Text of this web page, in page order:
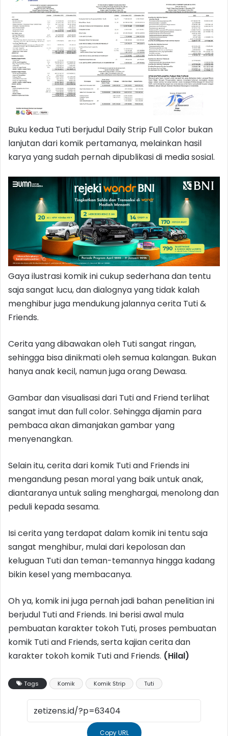
Buku kedua Tuti berjudul Daily Strip Full Color bukan
lanjutan dari komik pertamanya, melainkan hasil
karya yang sudah pernah dipublikasi di media sosial.
Gaya ilustrasi komik ini cukup sederhana dan tentu
saja sangat lucu, dan dialognya yang tidak kalah
menghibur juga mendukung jalannya cerita Tuti &
Friends.
Cerita yang dibawakan oleh Tuti sangat ringan,
sehingga bisa dinikmati oleh semua kalangan. Bukan
hanya anak kecil, namun juga orang Dewasa.
Gambar dan visualisasi dari Tuti and Friend terlihat
sangat imut dan full color. Sehingga dijamin para
pembaca akan dimanjakan gambar yang
menyenangkan.
Selain itu, cerita dari komik Tuti and Friends ini
mengandung pesan moral yang baik untuk anak,
diantaranya untuk saling menghargai, menolong dan
peduli kepada sesama.
Isi cerita yang terdapat dalam komik ini tentu saja
sangat menghibur, mulai dari kepolosan dan
keluguan Tuti dan teman-temannya hingga kadang
bikin kesel yang membacanya.
Oh ya, komik ini juga pernah jadi bahan penelitian ini
berjudul Tuti and Friends. Ini berisi awal mula
pembuatan karakter tokoh Tuti, proses pembuatan
komik Tuti and Friends, serta kajian cerita dan
karakter tokoh komik Tuti and Friends. (Hilal)
Tags Komik Komik Strip Tuti
Copy URL